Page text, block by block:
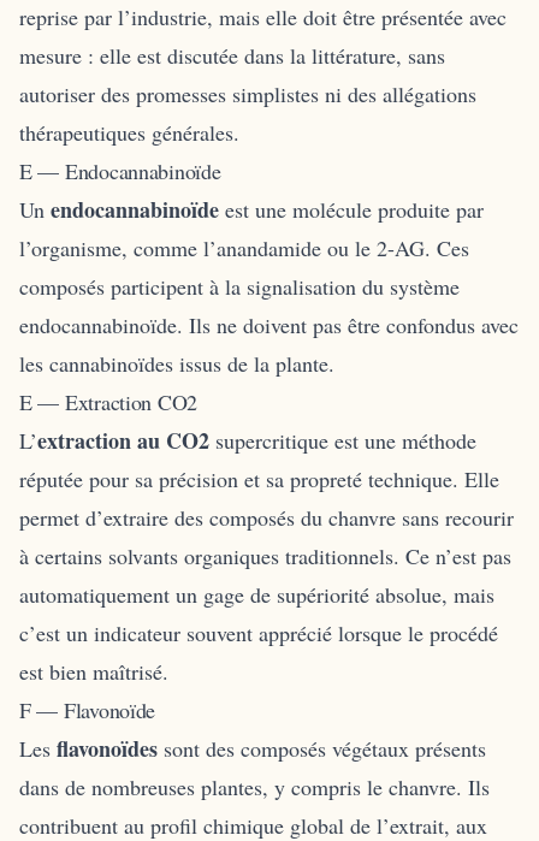
reprise par l’industrie, mais elle doit être présentée avec
mesure : elle est discutée dans la littérature, sans
autoriser des promesses simplistes ni des allégations
thérapeutiques générales.
E — Endocannabinoïde
Un endocannabinoïde est une molécule produite par
l’organisme, comme l’anandamide ou le 2-AG. Ces
composés participent à la signalisation du système
endocannabinoïde. Ils ne doivent pas être confondus avec
les cannabinoïdes issus de la plante.
E — Extraction CO2
L’extraction au CO2 supercritique est une méthode
réputée pour sa précision et sa propreté technique. Elle
permet d’extraire des composés du chanvre sans recourir
à certains solvants organiques traditionnels. Ce n’est pas
automatiquement un gage de supériorité absolue, mais
c’est un indicateur souvent apprécié lorsque le procédé
est bien maîtrisé.
F — Flavonoïde
Les flavonoïdes sont des composés végétaux présents
dans de nombreuses plantes, y compris le chanvre. Ils
contribuent au profil chimique global de l’extrait, aux